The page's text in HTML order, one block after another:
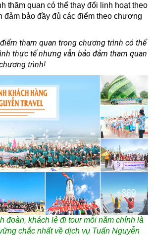
thăm quan có thể thay đổi linh hoạt theo
đảm bảo đầy đủ các điểm theo chương
tham quan trong chương trình có thể
thực tế nhưng vẫn bảo đảm tham quan
trình!
đoàn, khách lẻ đi tour mỗi năm chính là
chắc nhất về dịch vụ Tuấn Nguyễn